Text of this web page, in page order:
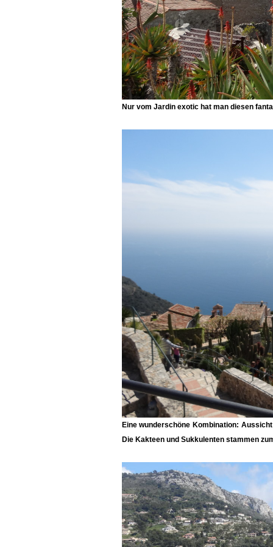
Nur vom Jardin exotic hat man diesen
Eine wunderschöne Kombination:
Die Kakteen und Sukkulenten stammen